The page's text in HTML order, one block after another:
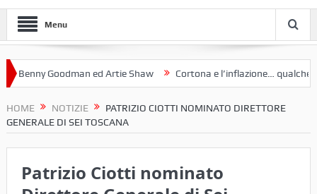
Menu
Goodman ed Artie Shaw Cortona e l’inflazione… qualche
HOME NOTIZIE
PATRIZIO CIOTTI NOMINATO DIRETTORE
GENERALE DI SEI TOSCANA
Patrizio Ciotti nominato